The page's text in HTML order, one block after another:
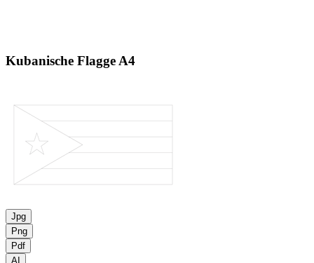
Kubanische Flagge A4
Jpg
Png
Pdf
AI